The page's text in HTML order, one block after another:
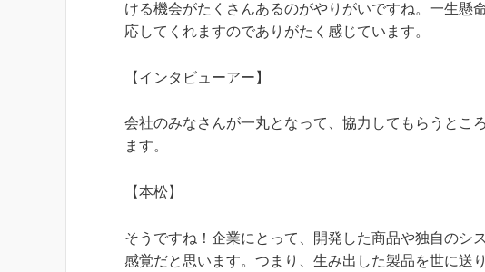
ける機会がたくさんあるのがやりがいですね。一生懸
応してくれますのでありがたく感じています。
【インタビューアー】
会社のみなさんが一丸となって、協力してもらうとこ
ます。
【本松】
そうですね！企業にとって、開発した商品や独自のシ
感覚だと思います。つまり、生み出した製品を世に送